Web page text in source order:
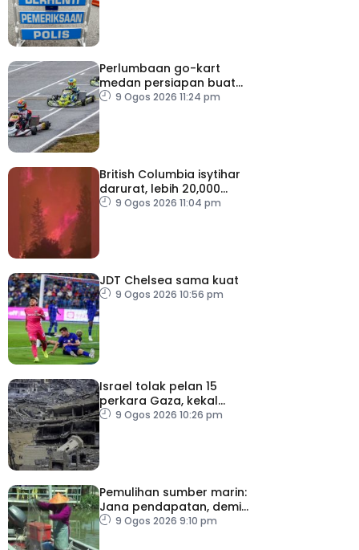
Perlumbaan go-kart
medan persiapan buat
Putera Adam
9 Ogos 2026 11:24 pm
British Columbia isytihar
darurat, lebih 20,000
penduduk dipindahkan
9 Ogos 2026 11:04 pm
JDT Chelsea sama kuat
9 Ogos 2026 10:56 pm
Israel tolak pelan 15
perkara Gaza, kekal
desak Hamas lucut
9 Ogos 2026 10:26 pm
Pemulihan sumber marin:
Jana pendapatan, demi
kelangsungan hidup
9 Ogos 2026 9:10 pm